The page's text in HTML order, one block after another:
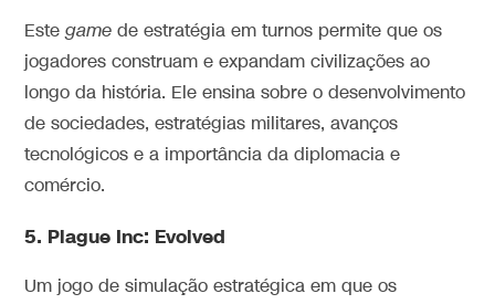
Estegame de estratégia em turnos permite que os
jogadores construam e expandam civilizações ao
longo da história. Ele ensina sobre o desenvolvimento
de sociedades, estratégias militares, avanços
tecnológicos e a importância da diplomacia e
comércio.
5. Plague Inc: Evolved
Um jogo de simulação estratégica em que os